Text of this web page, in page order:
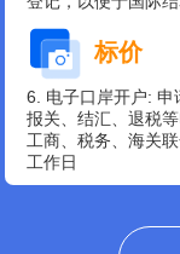
标价
6. 电子口岸开户: 申
报关、结汇、退税
工商、税务、海关
工作日